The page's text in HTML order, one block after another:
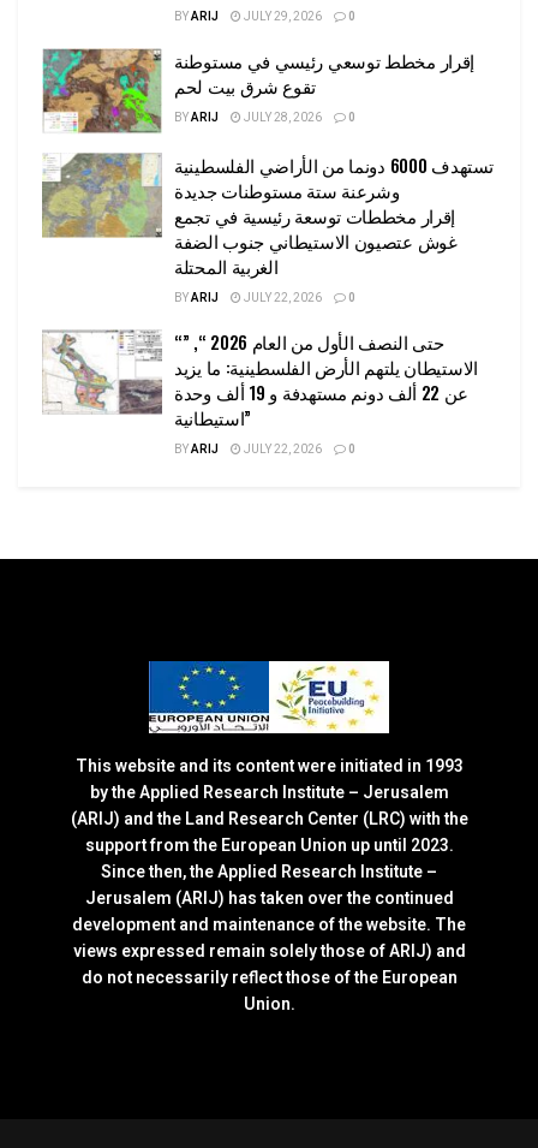
BYARIJ JULY 29, 2026 0
إقرار مخطط توسعي رئيسي في مستوطنة
تقوع شرق بيت لحم
BYARIJ JULY 28, 2026 0
تستهدف 6000 دونما من الأراضي الفلسطينية
وشرعنة ستة مستوطنات جديدة
إقرار مخططات توسعة رئيسية في تجمع
غوش عتصيون الاستيطاني جنوب الضفة
الغربية المحتلة
BYARIJ JULY 22, 2026 0
“حتى النصف الأول من العام 2026 “, ”
الاستيطان يلتهم الأرض الفلسطينية: ما يزيد
عن 22 ألف دونم مستهدفة و 19 ألف وحدة
استيطانية”
BYARIJ JULY 22, 2026 0
This website and its content were initiated in 1993
by the Applied Research Institute – Jerusalem
(ARIJ) and the Land Research Center (LRC) with the
support from the European Union up until 2023.
Since then, the Applied Research Institute –
Jerusalem (ARIJ) has taken over the continued
development and maintenance of the website. The
views expressed remain solely those of ARIJ) and
do not necessarily reflect those of the European
Union.